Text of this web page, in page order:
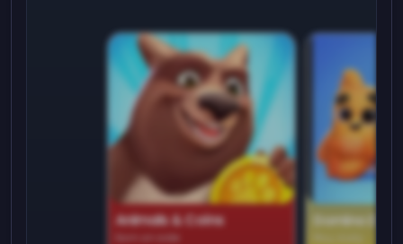
Animals & Coins Domino